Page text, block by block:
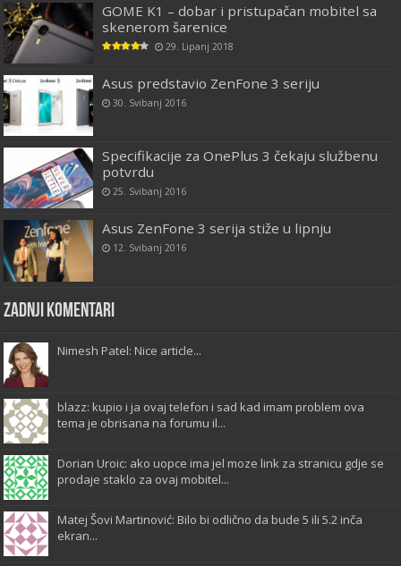
GOME K1 – dobar i pristupačan mobitel sa
skenerom šarenice
29. Lipanj 2018
Asus predstavio ZenFone 3 seriju
30. Svibanj 2016
Specifikacije za OnePlus 3 čekaju službenu
potvrdu
25. Svibanj 2016
Asus ZenFone 3 serija stiže u lipnju
12. Svibanj 2016
Zadnji komentari
Nimesh Patel: Nice article...
blazz: kupio i ja ovaj telefon i sad kad imam problem ova
tema je obrisana na forumu il...
Dorian Uroic: ako uopce ima jel moze link za stranicu gdje se
prodaje staklo za ovaj mobitel...
Matej Šovi Martinović: Bilo bi odlično da bude 5 ili 5.2 inča
ekran...